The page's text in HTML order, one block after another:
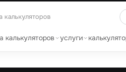
калькуляторов
калькуляторов услуги